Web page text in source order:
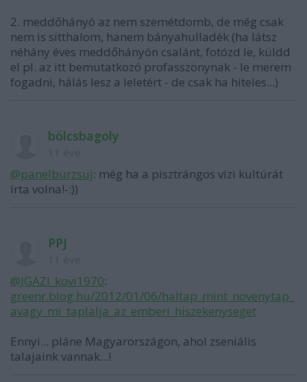
2. meddőhányó az nem szemétdomb, de még csak
nem is sitthalom, hanem bányahulladék (ha látsz
néhány éves meddőhányón csalánt, fotózd le, küldd
el pl. az itt bemutatkozó profasszonynak - le merem
fogadni, hálás lesz a leletért - de csak ha hiteles...)
bölcsbagoly
@panelburzsuj: még ha a pisztrángos vízi kultúrát
írta volna!-:))
PPJ
@IGAZI_kovi1970:
greenr.blog.hu/2012/01/06/haltap_mint_novenytap_
avagy_mi_taplalja_az_emberi_hiszekenyseget
Ennyi... pláne Magyarországon, ahol zseniális
talajaink vannak...!